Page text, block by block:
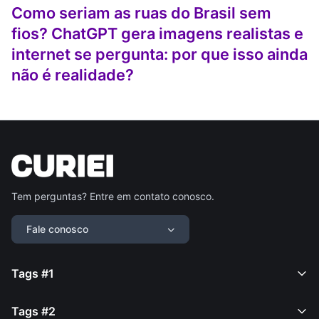
Como seriam as ruas do Brasil sem
fios? ChatGPT gera imagens realistas e
internet se pergunta: por que isso ainda
não é realidade?
Tem perguntas? Entre em contato conosco.
Fale conosco
Tags #1
Tags #2